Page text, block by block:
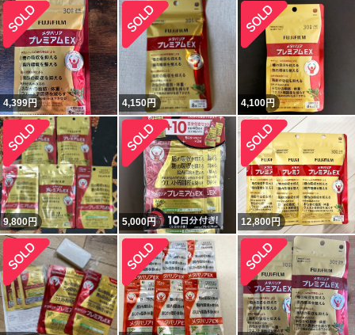
4,399円 4,150円 4,100円
9,800円 5,000円 12,800円